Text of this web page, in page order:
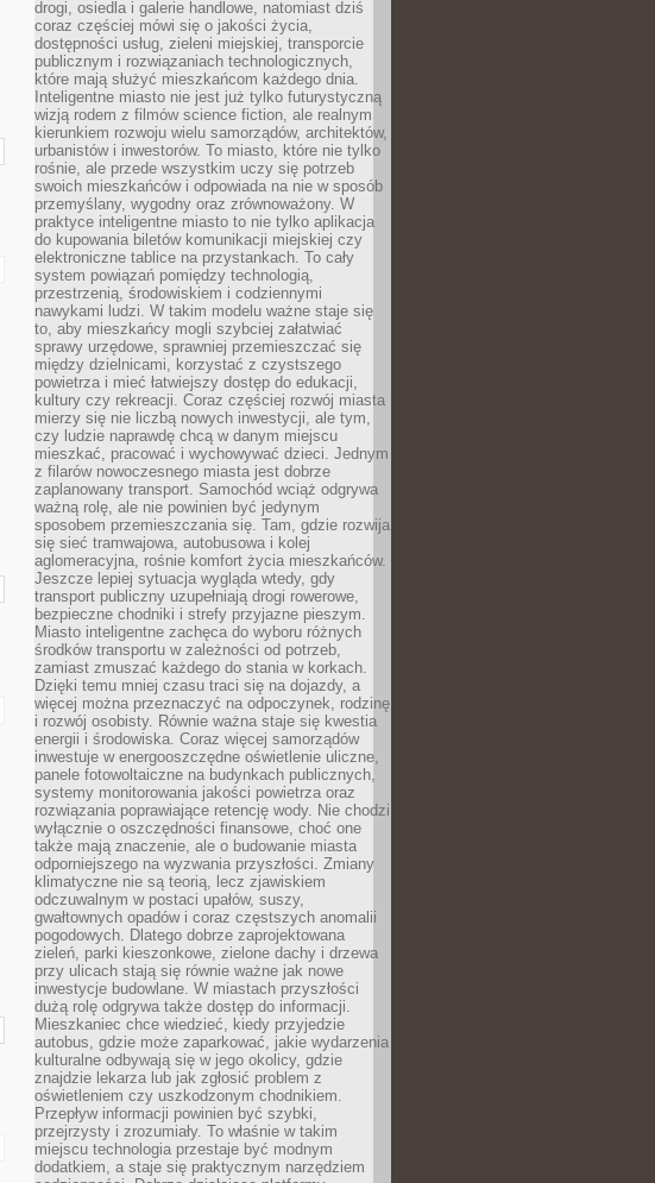
drogi, osiedla i galerie handlowe, natomiast dziś
coraz częściej mówi się o jakości życia,
dostępności usług, zieleni miejskiej, transporcie
publicznym i rozwiązaniach technologicznych,
które mają służyć mieszkańcom każdego dnia.
Inteligentne miasto nie jest już tylko futurystyczną
wizją rodem z filmów science fiction, ale realnym
kierunkiem rozwoju wielu samorządów, architektów,
urbanistów i inwestorów. To miasto, które nie tylko
rośnie, ale przede wszystkim uczy się potrzeb
swoich mieszkańców i odpowiada na nie w sposób
przemyślany, wygodny oraz zrównoważony. W
praktyce inteligentne miasto to nie tylko aplikacja
do kupowania biletów komunikacji miejskiej czy
elektroniczne tablice na przystankach. To cały
system powiązań pomiędzy technologią,
przestrzenią, środowiskiem i codziennymi
nawykami ludzi. W takim modelu ważne staje się
to, aby mieszkańcy mogli szybciej załatwiać
sprawy urzędowe, sprawniej przemieszczać się
między dzielnicami, korzystać z czystszego
powietrza i mieć łatwiejszy dostęp do edukacji,
kultury czy rekreacji. Coraz częściej rozwój miasta
mierzy się nie liczbą nowych inwestycji, ale tym,
czy ludzie naprawdę chcą w danym miejscu
mieszkać, pracować i wychowywać dzieci. Jednym
z filarów nowoczesnego miasta jest dobrze
zaplanowany transport. Samochód wciąż odgrywa
ważną rolę, ale nie powinien być jedynym
sposobem przemieszczania się. Tam, gdzie rozwija
się sieć tramwajowa, autobusowa i kolej
aglomeracyjna, rośnie komfort życia mieszkańców.
Jeszcze lepiej sytuacja wygląda wtedy, gdy
transport publiczny uzupełniają drogi rowerowe,
bezpieczne chodniki i strefy przyjazne pieszym.
Miasto inteligentne zachęca do wyboru różnych
środków transportu w zależności od potrzeb,
zamiast zmuszać każdego do stania w korkach.
Dzięki temu mniej czasu traci się na dojazdy, a
więcej można przeznaczyć na odpoczynek, rodzinę
i rozwój osobisty. Równie ważna staje się kwestia
energii i środowiska. Coraz więcej samorządów
inwestuje w energooszczędne oświetlenie uliczne,
panele fotowoltaiczne na budynkach publicznych,
systemy monitorowania jakości powietrza oraz
rozwiązania poprawiające retencję wody. Nie chodzi
wyłącznie o oszczędności finansowe, choć one
także mają znaczenie, ale o budowanie miasta
odporniejszego na wyzwania przyszłości. Zmiany
klimatyczne nie są teorią, lecz zjawiskiem
odczuwalnym w postaci upałów, suszy,
gwałtownych opadów i coraz częstszych anomalii
pogodowych. Dlatego dobrze zaprojektowana
zieleń, parki kieszonkowe, zielone dachy i drzewa
przy ulicach stają się równie ważne jak nowe
inwestycje budowlane. W miastach przyszłości
dużą rolę odgrywa także dostęp do informacji.
Mieszkaniec chce wiedzieć, kiedy przyjedzie
autobus, gdzie może zaparkować, jakie wydarzenia
kulturalne odbywają się w jego okolicy, gdzie
znajdzie lekarza lub jak zgłosić problem z
oświetleniem czy uszkodzonym chodnikiem.
Przepływ informacji powinien być szybki,
przejrzysty i zrozumiały. To właśnie w takim
miejscu technologia przestaje być modnym
dodatkiem, a staje się praktycznym narzędziem